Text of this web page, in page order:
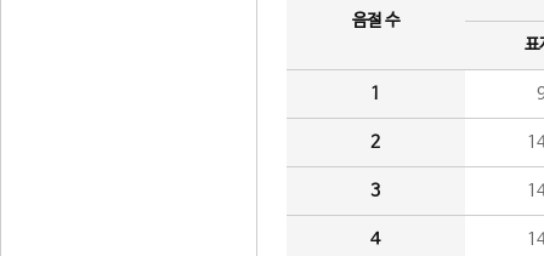
음절 수
표
1
2
3
4